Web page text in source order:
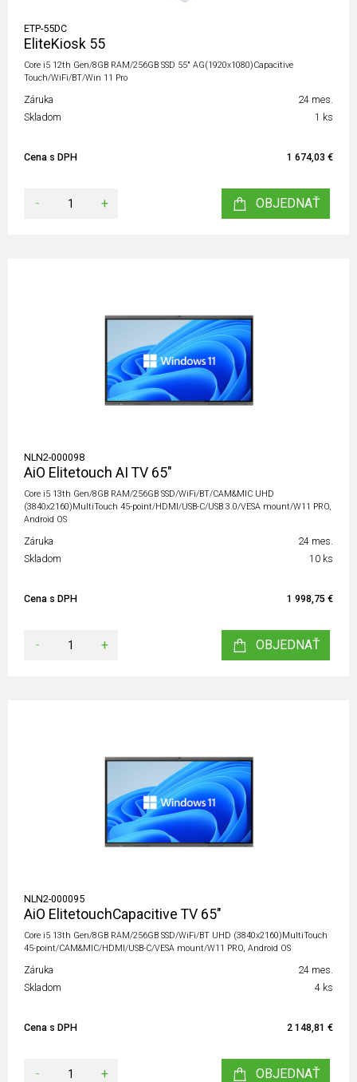
ETP-55DC
EliteKiosk 55
Core i5 12th Gen/8GB RAM/256GB SSD 55" AG(1920x1080)Capacitive
Touch/WiFi/BT/Win 11 Pro
Záruka
24 mes.
Skladom
1 ks
Cena s DPH 1 674,03 €
- + OBJEDNAŤ
NLN2-000098
AiO Elitetouch AI TV 65"
Core i5 13th Gen/8GB RAM/256GB SSD/WiFi/BT/CAM&MIC UHD
(3840x2160)MultiTouch 45-point/HDMI/USB-C/USB 3.0/VESA mount/W11 PRO,
Android OS
Záruka
24 mes.
Skladom
10 ks
Cena s DPH 1 998,75 €
- + OBJEDNAŤ
NLN2-000095
AiO ElitetouchCapacitive TV 65"
Core i5 13th Gen/8GB RAM/256GB SSD/WiFi/BT UHD (3840x2160)MultiTouch
45-point/CAM&MIC/HDMI/USB-C/VESA mount/W11 PRO, Android OS
Záruka
24 mes.
Skladom
4 ks
Cena s DPH 2 148,81 €
- + OBJEDNAŤ